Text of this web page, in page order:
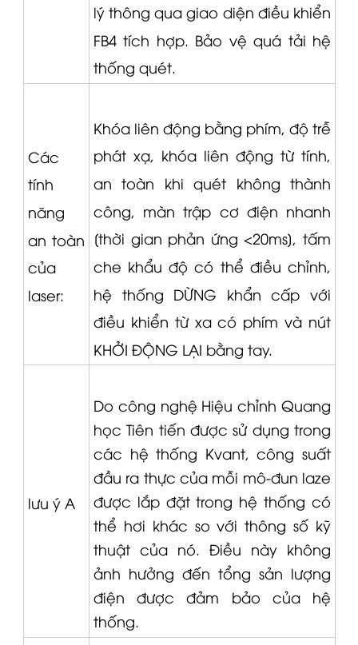
lý thông qua giao diện điều khiển
FB4 tích hợp. Bảo vệ quá tải hệ
thống quét.
Các
tính
năng
an toàn
của
laser:
Khóa liên động bằng phím, độ trễ
phát xạ, khóa liên động từ tính,
an toàn khi quét không thành
công, màn trập cơ điện nhanh
[thời gian phản ứng <20ms], tấm
che khẩu độ có thể điều chỉnh,
hệ thống DỪNG khẩn cấp với
điều khiển từ xa có phím và nút
KHỞI ĐỘNG LẠI bằng tay.
lưu ý A
Do công nghệ Hiệu chỉnh Quang
học Tiên tiến được sử dụng trong
các hệ thống Kvant, công suất
đầu ra thực của mỗi mô-đun laze
được lắp đặt trong hệ thống có
thể hơi khác so với thông số kỹ
thuật của nó. Điều này không
ảnh hưởng đến tổng sản lượng
điện được đảm bảo của hệ
thống.